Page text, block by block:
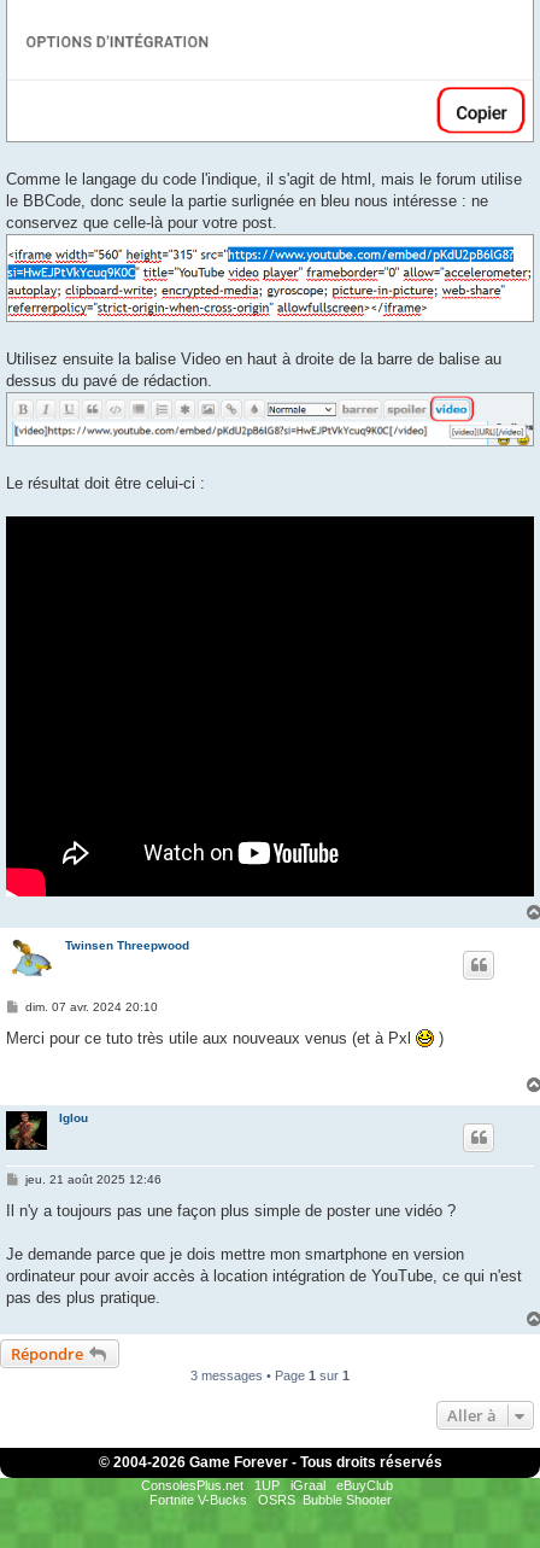
Comme le langage du code l'indique, il s'agit de html, mais le forum utilise
le BBCode, donc seule la partie surlignée en bleu nous intéresse : ne
conservez que celle-là pour votre post.
Utilisez ensuite la balise Video en haut à droite de la barre de balise au
dessus du pavé de rédaction.
Le résultat doit être celui-ci :
Twinsen Threepwood
M
s
dim. 07 avr. 2024 20:10
Merci pour ce tuto très utile aux nouveaux venus (et à Pxl )
Iglou
M
s
g
jeu. 21 août 2025 12:46
Il n'y a toujours pas une façon plus simple de poster une vidéo ?
Je demande parce que je dois mettre mon smartphone en version
ordinateur pour avoir accès à location intégration de YouTube, ce qui n'est
pas des plus pratique.
Répondre
3 messages • Page 1 sur 1
Aller à
© 2004-2026 Game Forever - Tous droits réservés
ConsolesPlus.net 1UP iGraal
eBuyClub
Fortnite V-Bucks
OSRS Bubble Shooter